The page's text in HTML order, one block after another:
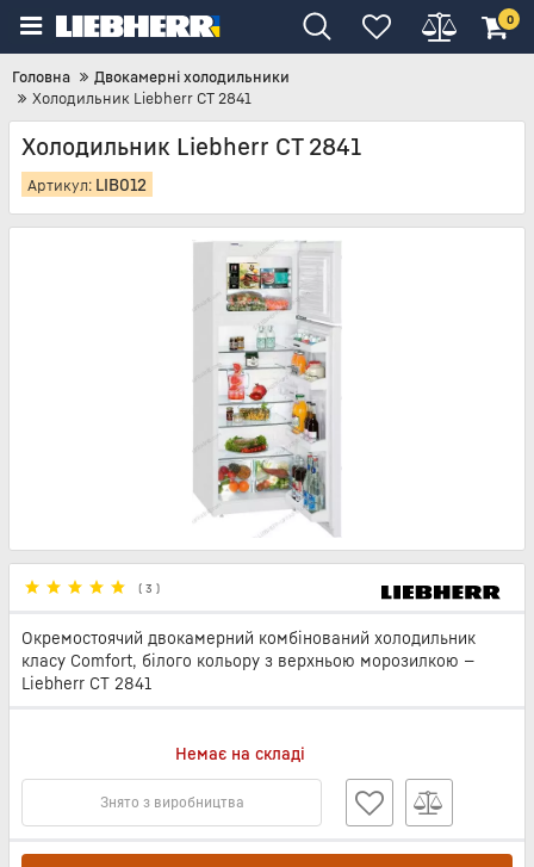
0
Головна
Двокамерні холодильники
Холодильник Liebherr CT 2841
Холодильник Liebherr CT 2841
Артикул: LIB012
( 3 )
Окремостоячий двокамерний комбінований холодильник
класу Comfort, білого кольору з верхньою морозилкою —
Liebherr CT 2841
Немає на складі
Знято з виробництва